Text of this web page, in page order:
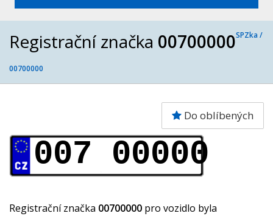
Registrační značka 00700000SPZka /
00700000
Do oblíbených
007 00000
Registrační značka 00700000 pro vozidlo byla